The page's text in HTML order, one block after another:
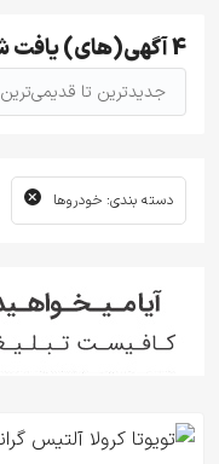
4 آگهی(های) یافت شده:
جدیدترین تا قدیمی‌ترین
دسته بندی: خودروها